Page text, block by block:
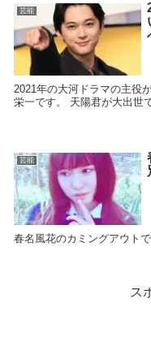
芸能
2021年の大河ドラマの主役
栄一です。 天陽君が大出世
芸能
春名風花のカミングアウト
ス